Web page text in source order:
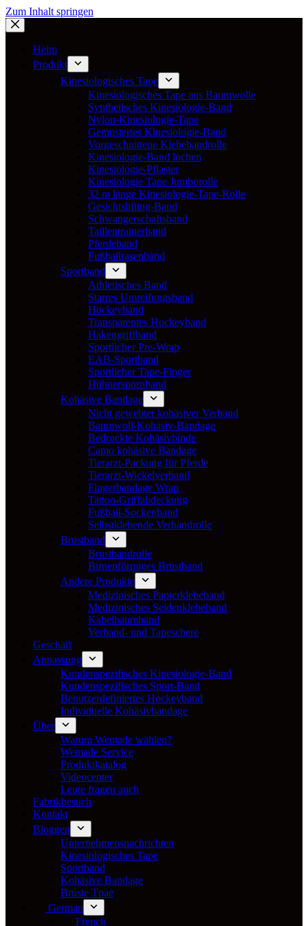
Zum Inhalt springen
Heim
Produkt
Kinesiologisches Tape
Kinesiologisches Tape aus Baumwolle
Synthetisches Kinesiologie-Band
Nylon-Kinesiologie-Tape
Gemustertes Kinesiologie-Band
Vorgeschnittene Klebebandrolle
Kinesiologie-Band lochen
Kinesiologie-Pflaster
Kinesiologie Tape Jumborolle
32 m lange Kinesiologie-Tape-Rolle
Gesichtslifting-Band
Schwangerschaftsband
Taillentrainerband
Pferdeband
Fußballrasenband
Sportband
Athletisches Band
Starres Umreifungsband
Hockeyband
Transparentes Hockeyband
Hakengriffband
Sportlicher Pre-Wrap
EAB-Sportband
Sportlicher Tape-Finger
Hühnerspornband
Kohäsive Bandage
Nicht gewebter kohäsiver Verband
Baumwoll-Kohäsiv-Bandage
Bedruckte Kohäsivbinde
Camo kohäsive Bandage
Tierarzt-Packung für Pferde
Tierarzt-Wickelverband
Fingerbandage Wrap
Tattoo-Griffabdeckung
Fußball-Sockenband
Selbstklebende Verbandrolle
Brustband
Brustbandrolle
Birnenförmiges Brustband
Andere Produkte
Medizinisches Papierklebeband
Medizinisches Seidenklebeband
Kabelbaumband
Verband- und Tapeschere
Geschäft
Anpassung
Kundenspezifisches Kinesiologie-Band
Kundenspezifisches Sport-Band
Benutzerdefiniertes Hockeyband
Individuelle Kohäsivbandage
Über
Warum Wemade wählen?
Wemade Service
Produktkatalog
Videocenter
Leute fragen auch
Fabrikbesuch
Kontakt
Bloggen
Unternehmensnachrichten
Kinesiologisches Tape
Sportband
Kohäsive Bandage
Brüste Tpae
German
French